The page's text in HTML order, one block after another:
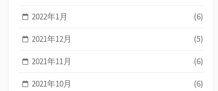
2022年1月 (6)
2021年12月 (5)
2021年11月 (6)
2021年10月 (6)